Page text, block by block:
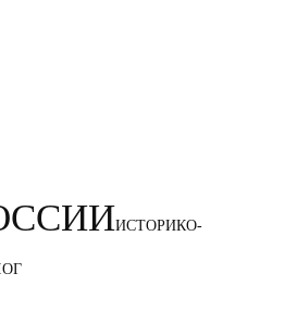
ИСТОРИКО-